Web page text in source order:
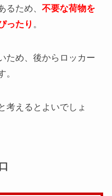
るため、 不要な荷物を
ったり 。
ため、後からロッカー
。
考えるとよいでしょ